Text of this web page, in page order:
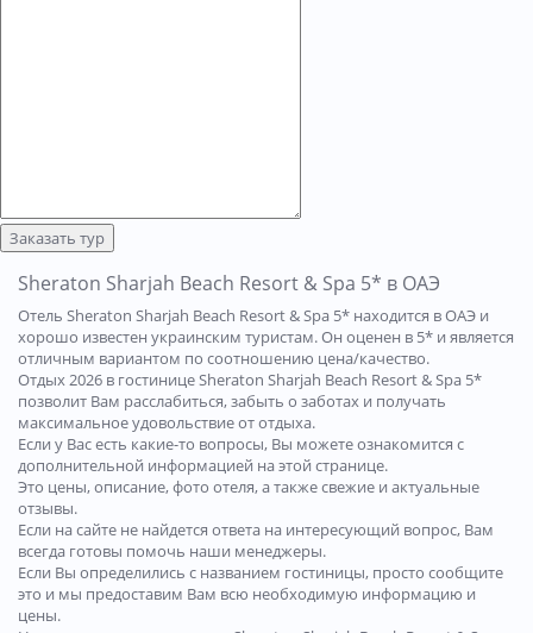
Заказать тур
Sheraton Sharjah Beach Resort & Spa 5* в ОАЭ
Отель Sheraton Sharjah Beach Resort & Spa 5* находится в ОАЭ и
хорошо известен украинским туристам. Он оценен в 5* и является
отличным вариантом по соотношению цена/качество.
Отдых 2026 в гостинице Sheraton Sharjah Beach Resort & Spa 5*
позволит Вам расслабиться, забыть о заботах и получать
максимальное удовольствие от отдыха.
Если у Вас есть какие-то вопросы, Вы можете ознакомится с
дополнительной информацией на этой странице.
Это цены, описание, фото отеля, а также свежие и актуальные
отзывы.
Если на сайте не найдется ответа на интересующий вопрос, Вам
всегда готовы помочь наши менеджеры.
Если Вы определились с названием гостиницы, просто сообщите
это и мы предоставим Вам всю необходимую информацию и
цены.